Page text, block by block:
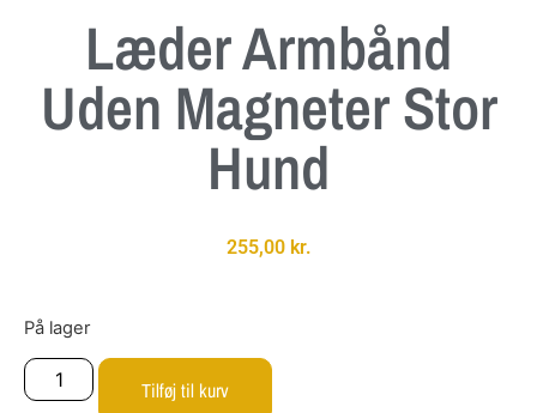
Læder Armbånd
Uden Magneter Stor
Hund
255,00 kr.
På lager
Tilføj til kurv